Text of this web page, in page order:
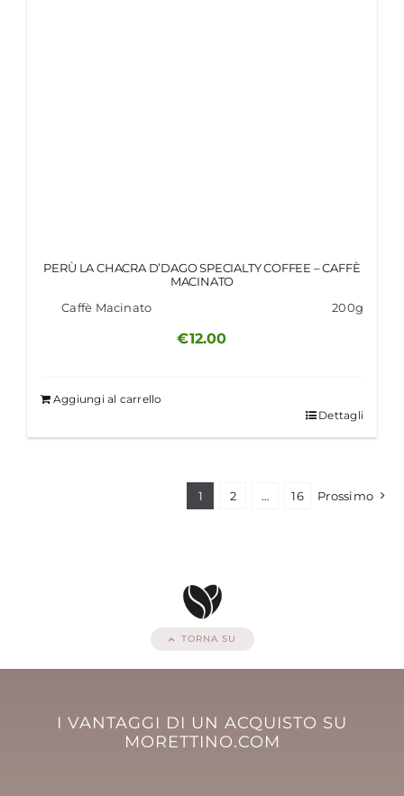
PERÙ LA CHACRA D’DAGO SPECIALTY COFFEE – CAFFÈ
MACINATO
Caffè Macinato
200g
€12.00
Aggiungi al carrello
Dettagli
1 2 … 16 Prossimo
TORNA SU
I VANTAGGI DI UN ACQUISTO SU
MORETTINO.COM